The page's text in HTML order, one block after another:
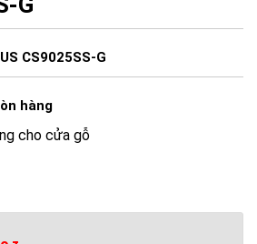
CS9025SS-G
hàng
cho cửa gỗ